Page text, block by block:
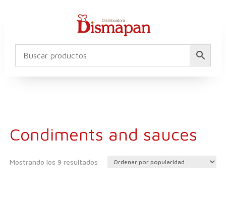
Condiments and sauces
Mostrando los 9 resultadosOrdenado